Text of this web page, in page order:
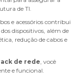
de TI.
e acessórios contribui
dispositivos, além de
redução de cabos e
de rede , você
e funcional.